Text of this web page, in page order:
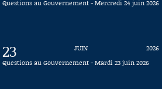
Questions au Gouvernement - Mercredi 24 juin 2026
23 JUIN
2026
Questions au Gouvernement - Mardi 23 juin 2026